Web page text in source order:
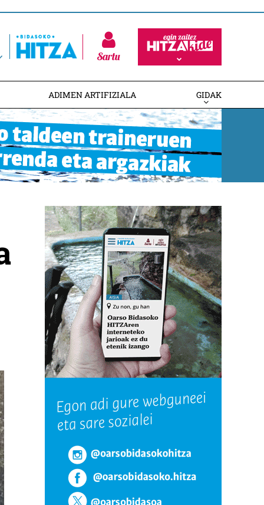
Sartu
ADIMEN ARTIFIZIALA GIDAK